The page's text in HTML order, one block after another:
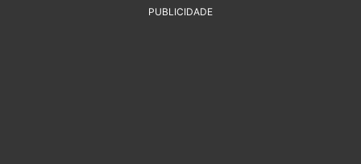
PUBLICIDADE